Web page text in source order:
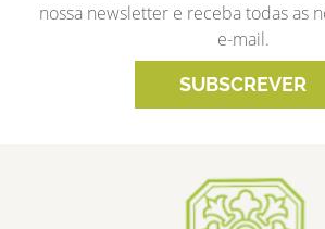
nossa newsletter e receba todas as
e-mail.
SUBSCREVER